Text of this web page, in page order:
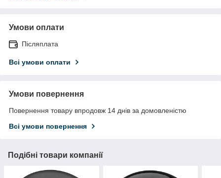
Умови оплати
Післяплата
Всі умови оплати
Умови повернення
Повернення товару впродовж 14 днів за домовленістю
Всі умови повернення
Подібні товари компанії